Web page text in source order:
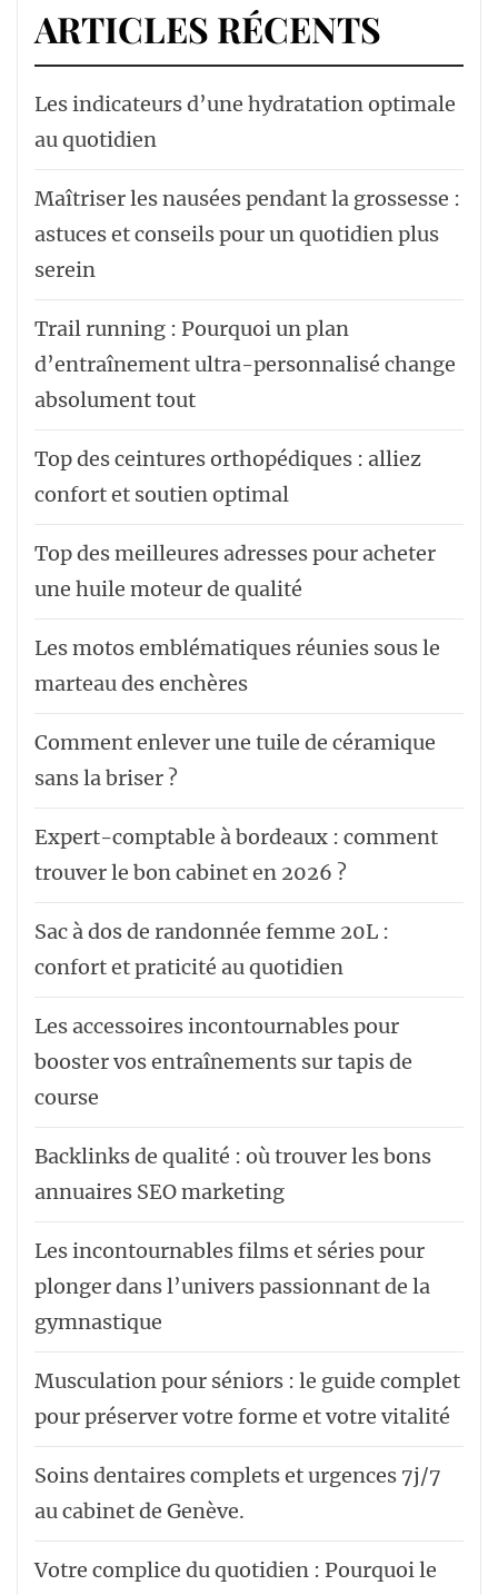
ARTICLES RÉCENTS
Les indicateurs d’une hydratation optimale
au quotidien
Maîtriser les nausées pendant la grossesse :
astuces et conseils pour un quotidien plus
serein
Trail running : Pourquoi un plan
d’entraînement ultra-personnalisé change
absolument tout
Top des ceintures orthopédiques : alliez
confort et soutien optimal
Top des meilleures adresses pour acheter
une huile moteur de qualité
Les motos emblématiques réunies sous le
marteau des enchères
Comment enlever une tuile de céramique
sans la briser ?
Expert-comptable à bordeaux : comment
trouver le bon cabinet en 2026 ?
Sac à dos de randonnée femme 20L :
confort et praticité au quotidien
Les accessoires incontournables pour
booster vos entraînements sur tapis de
course
Backlinks de qualité : où trouver les bons
annuaires SEO marketing
Les incontournables films et séries pour
plonger dans l’univers passionnant de la
gymnastique
Musculation pour séniors : le guide complet
pour préserver votre forme et votre vitalité
Soins dentaires complets et urgences 7j/7
au cabinet de Genève.
Votre complice du quotidien : Pourquoi le